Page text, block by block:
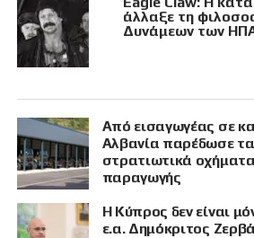
άλλαξε τη
Δυνάμεων των
Από εισαγωγέας σε
Αλβανία παρέδωσε
στρατιωτικά
παραγωγής
Η Κύπρος δεν είναι
ε.α. Δημόκριτος